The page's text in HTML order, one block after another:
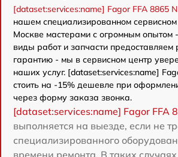
[dataset:services:name] Fagor FFA 8865 N
нашем специализированном
Москве мастерами с огромным опытом
виды работ и запчасти
гарантию - мы в сервисном центр
наших услуг. [dataset:services:name]
стоить на -15% дешевле при
через форму заказа звонка.
[dataset:services:name] Fagor FFA
выполняется на выезде, если не
специализированного
времени ремонта. В таких